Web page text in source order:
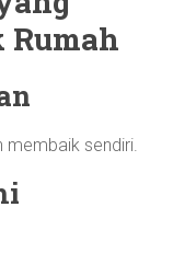
membaik sendiri.